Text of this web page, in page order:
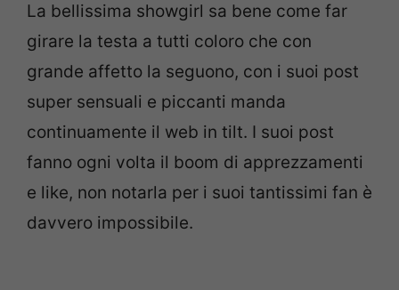
La bellissima showgirl sa bene come far
girare la testa a tutti coloro che con
grande affetto la seguono, con i suoi post
super sensuali e piccanti manda
continuamente il web in tilt. I suoi post
fanno ogni volta il boom di apprezzamenti
e like, non notarla per i suoi tantissimi fan è
davvero impossibile.